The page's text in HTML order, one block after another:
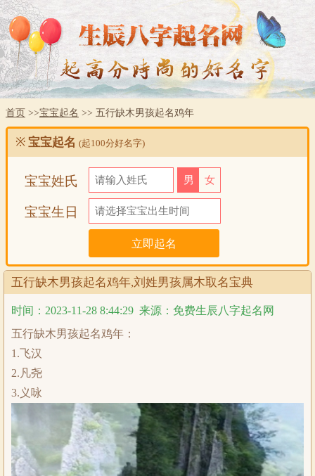
首页 >>宝宝起名 >> 五行缺木男孩起名鸡年
※ 宝宝起名 (起100分好名字)
宝宝姓氏 男 女
宝宝生日
五行缺木男孩起名鸡年,刘姓男孩属木取名宝典
时间：2023-11-28 8:44:29 来源：免费生辰八字起名网
五行缺木男孩起名鸡年：
1.飞汉
2.凡尧
3.义咏